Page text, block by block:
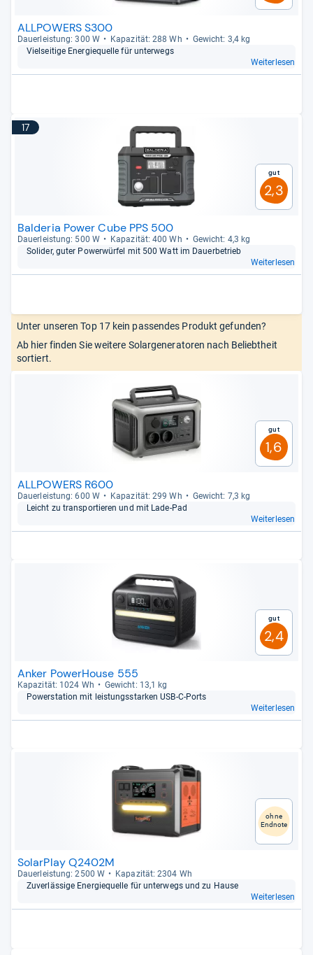
ALLPOWERS S300
Dau­er­leis­tung: 300 W Kapa­zi­tät: 288 Wh
Gewicht: 3,4 kg
Viel­sei­tige Ener­gie­quelle für unter­wegs
Weiterlesen
17
Gut
2,3
Balderia Power Cube PPS 500
Dau­er­leis­tung: 500 W Kapa­zi­tät: 400 Wh
Gewicht: 4,3 kg
Soli­der, guter Power­wür­fel mit 500 Watt im Dau­er­be­trieb
Weiterlesen
Unter unseren Top 17 kein passendes Produkt gefunden?
Ab hier finden Sie weitere Solargeneratoren nach Beliebtheit
sortiert.
Gut
1,6
ALLPOWERS R600
Dau­er­leis­tung: 600 W Kapa­zi­tät: 299 Wh
Gewicht: 7,3 kg
Leicht zu trans­por­tie­ren und mit Lade-​Pad
Weiterlesen
Gut
2,4
Anker PowerHouse 555
Kapa­zi­tät: 1024 Wh
Gewicht: 13,1 kg
Pow­er­sta­tion mit leis­tungs­star­ken USB-​C-​Ports
Weiterlesen
ohne
Endnote
SolarPlay Q2402M
Dau­er­leis­tung: 2500 W
Kapa­zi­tät: 2304 Wh
Zuver­läs­sige Ener­gie­quelle für unter­wegs und zu Hause
Weiterlesen